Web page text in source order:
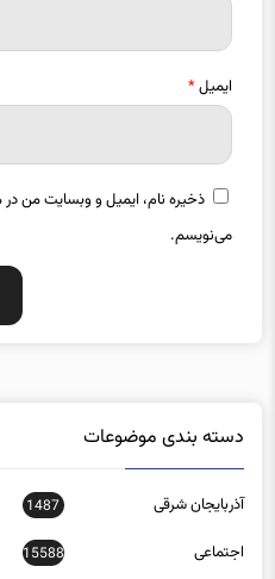
ایمیل*
ذخیره نام، ایمیل و وبسایت من در
می‌نویسم.
دسته بندی موضوعات
آذربایجان شرقی 1487
اجتماعی 15588